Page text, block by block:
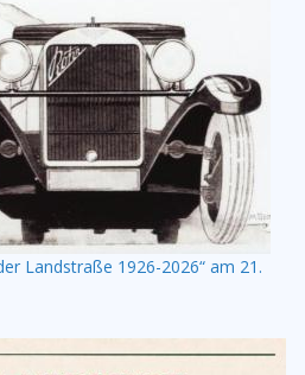
Landstraße 1926-2026“ am 21.